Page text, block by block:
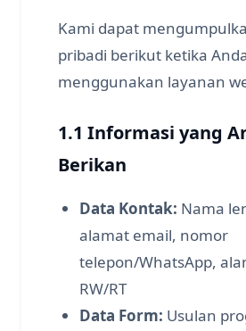
Kami dapat
pribadi berikut ketika
menggunakan layanan
1.1 Informasi yang
Berikan
Data Kontak: Nama
alamat email, nomor
telepon/WhatsApp,
RW/RT
Data Form: Usulan